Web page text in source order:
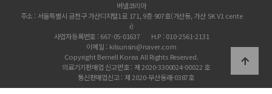
버넬코리아
주소 : 서울특별시 금천구 가산디지털1로 171, 9층 907호(가산동, 가산 SK V1 cente
r)
사업자등록번호 : 667-05-01637
H.P : 010-2561-2131
이메일 : kilsunsin@naver.com
Copyright Bernell Korea All Rights Reserved.
의료기기판매업 신고번호 : 제 2020-3300024-00022 호
통신판매업신고 : 제 2020-부산동래-0387호